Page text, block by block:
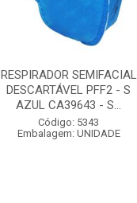
RESPIRADOR SEMIFACIAL
DESCARTÁVEL PFF2 - S
AZUL CA39643 - S...
Código: 5343
Embalagem: UNIDADE